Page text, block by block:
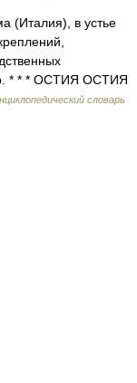
(Италия), в устье
* * * ОСТИЯ ОСТИЯ
словарь